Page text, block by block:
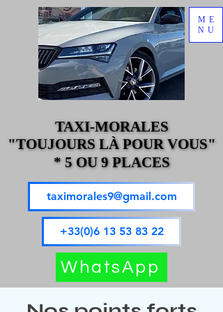
ME
NU
TAXI-MORALES
"TOUJOURS LÀ POUR VOUS"
* 5 OU 9 PLACES
TAXI-MORALES
"TOUJOURS LÀ POUR VOUS"
* 5 OU 9 PLACES
taximorales9@gmail.com
+33(0)6 13 53 83 22
WhatsApp